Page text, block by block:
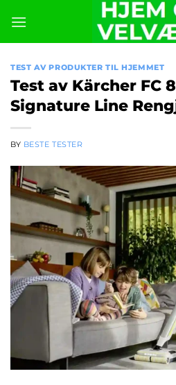
content
TEST AV PRODUKTER TIL HJEMMET
Test av Kärcher FC
Signature Line
BY BESTE TESTER